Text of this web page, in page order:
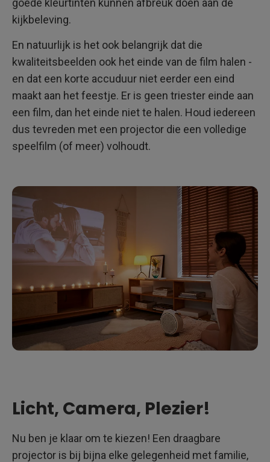
goede kleurtinten kunnen afbreuk doen aan de
kijkbeleving.
En natuurlijk is het ook belangrijk dat die
kwaliteitsbeelden ook het einde van de film halen -
en dat een korte accuduur niet eerder een eind
maakt aan het feestje. Er is geen triester einde aan
een film, dan het einde niet te halen. Houd iedereen
dus tevreden met een projector die een volledige
speelfilm (of meer) volhoudt.
Licht, Camera, Plezier!
Nu ben je klaar om te kiezen! Een draagbare
projector is bij bijna elke gelegenheid met familie,